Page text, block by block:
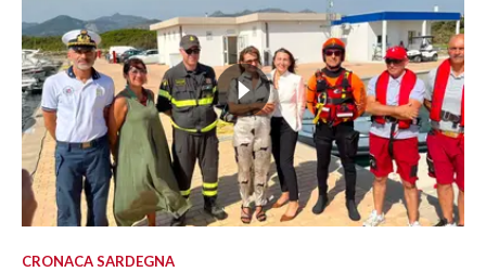
CRONACA SARDEGNA